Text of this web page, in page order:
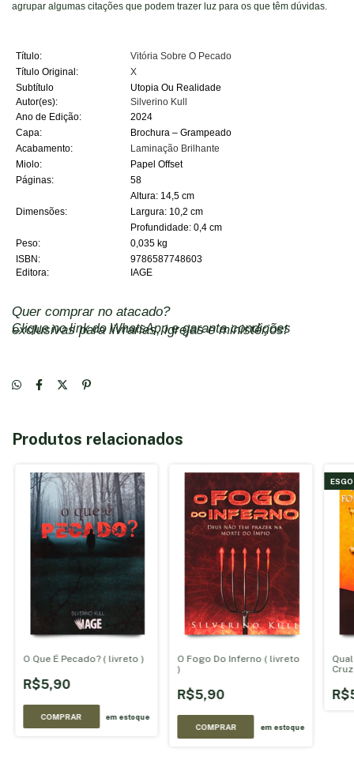
agrupar algumas citações que podem trazer luz para os que têm dúvidas.
Título:
Vitória Sobre O Pecado
Título Original:
X
Subtítulo
Utopia Ou Realidade
Autor(es):
Silverino Kull
Ano de Edição:
2024
Capa:
Brochura – Grampeado
Acabamento:
Laminação Brilhante
Miolo:
Papel Offset
Páginas:
58
Dimensões:
Altura: 14,5 cm
Largura: 10,2 cm
Profundidade: 0,4 cm
Peso:
0,035 kg
ISBN:
9786587748603
Editora:
IAGE
Quer comprar no atacado?
Clique no link do WhatsApp
e garanta condições exclusivas para livrarias, igrejas e ministérios!
Produtos relacionados
O Que É Pecado? ( livreto )
R$5,90
COMPRAR em estoque
O Fogo Do Inferno ( livreto
)
R$5,90
COMPRAR em estoque